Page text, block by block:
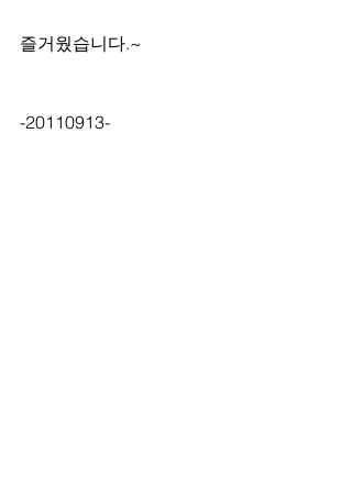
즐거웠습니다.~
-20110913-